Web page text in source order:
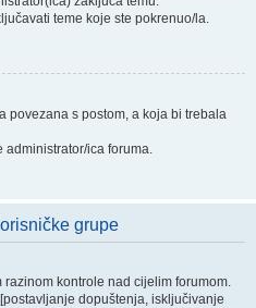
teme koje ste pokrenuo/la.
povezana s postom, a koja bi trebala
administrator/ica foruma.
grupe
kontrole nad cijelim forumom.
dopuštenja, isključivanje